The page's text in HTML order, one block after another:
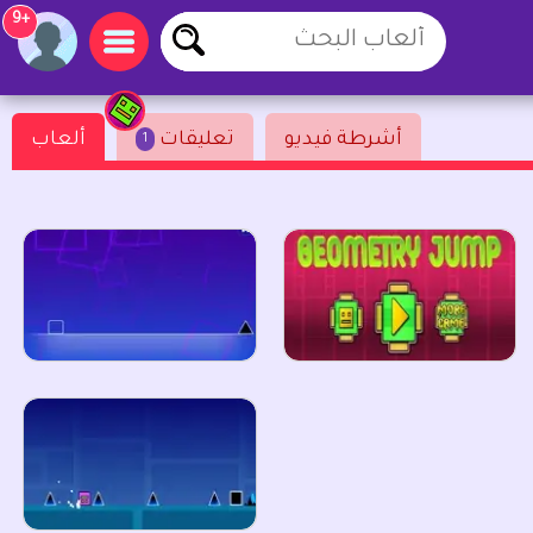
+9
ألعاب 1 تعليقات أشرطة فيديو